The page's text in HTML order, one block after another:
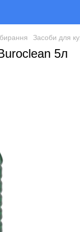
Засоби для
5л